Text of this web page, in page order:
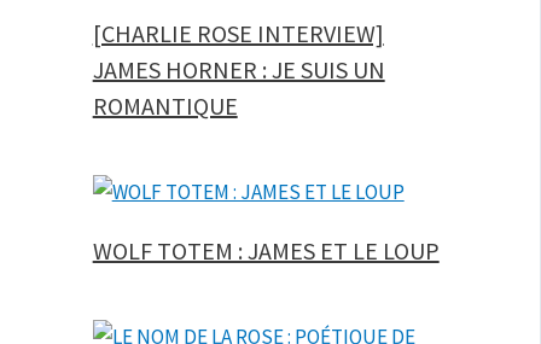
[CHARLIE ROSE INTERVIEW]
JAMES HORNER : JE SUIS UN
ROMANTIQUE
WOLF TOTEM : JAMES ET LE LOUP